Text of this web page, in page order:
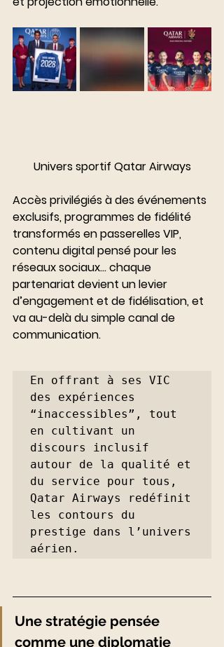
Univers sportif Qatar Airways
Accès privilégiés à des événements
exclusifs, programmes de fidélité
transformés en passerelles VIP,
contenu digital pensé pour les
réseaux sociaux… chaque
partenariat devient un levier
d’engagement et de fidélisation, et
va au-delà du simple canal de
communication.
En offrant à ses VIC
des expériences
“inaccessibles”, tout
en cultivant un
discours inclusif
autour de la qualité et
du service pour tous,
Qatar Airways redéfinit
les contours du
prestige dans l’univers
aérien.
Une stratégie pensée
comme une diplomatie